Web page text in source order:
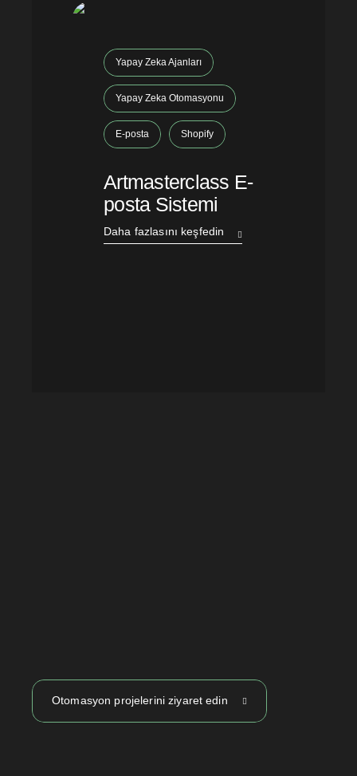
Yapay Zeka Ajanları
Yapay Zeka Otomasyonu
E-posta Shopify
Artmasterclass E-
posta Sistemi
Daha fazlasını keşfedin
Otomasyon projelerini ziyaret edin